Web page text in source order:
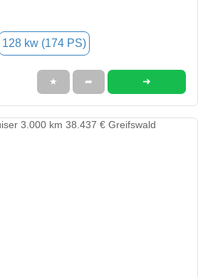
128 kw (174 PS)
★ ➦ ➜